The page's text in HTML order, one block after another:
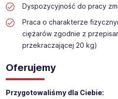
Dyspozycyjność do pracy
Praca o charakterze
ciężarów zgodnie z
przekraczającej 20 kg)
Oferujemy
Przygotowaliśmy dla Ciebie: